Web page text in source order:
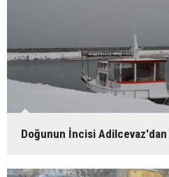
Doğunun İncisi Adilcevaz'dan